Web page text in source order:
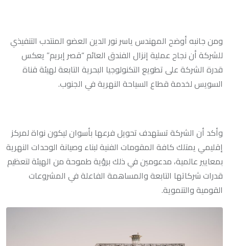
ومن جانبه أوضح المهندس ياسر نور الدين العضو المنتدب التنفيذي
للشركة أن نجاح عملية إنزال الفندق العائم “قصر إبريم” يعكس
قدرة الشركة على تطويع التكنولوجيا البحرية التابعة لهيئة قناة
السويس لخدمة قطاع السياحة النهرية في الجنوب.
وأكد أن الشركة تستهدف تحويل فرعها بأسوان ليكون نواة لمركز
إقليمي يمتلك كافة المقومات الفنية لبناء وصيانة الوحدات النهرية
بمعايير عالمية، مدعومين في ذلك برؤية طموحة من الهيئة لتعظيم
قدرات شركاتها التابعة والمساهمة الفاعلة في المشروعات
القومية والتنموية.